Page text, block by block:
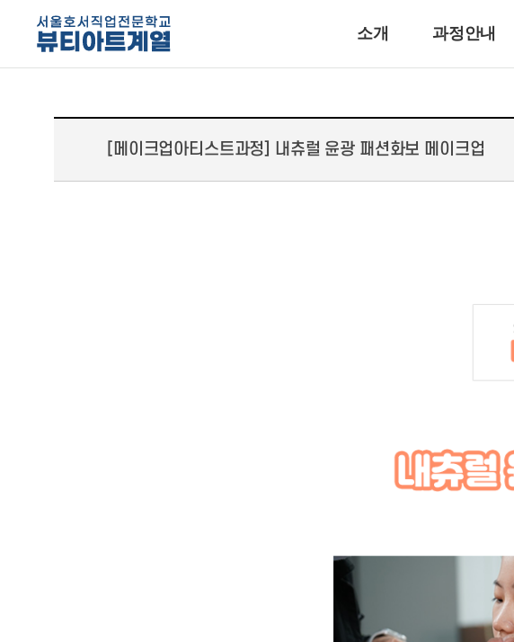
소개 과정안내
[메이크업아티스트과정] 내츄럴 윤광 패션화보 메이크업